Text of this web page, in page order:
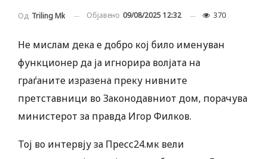
Од Triling Mk Објавено 09/08/2025 12:32 370
Не мислам дека е добро кој било именуван
функционер да ја игнорира волјата на
граѓаните изразена преку нивните
претставници во Законодавниот дом, порачува
министерот за правда Игор Филков.
Тој во интервју за Пресс24.мк вели